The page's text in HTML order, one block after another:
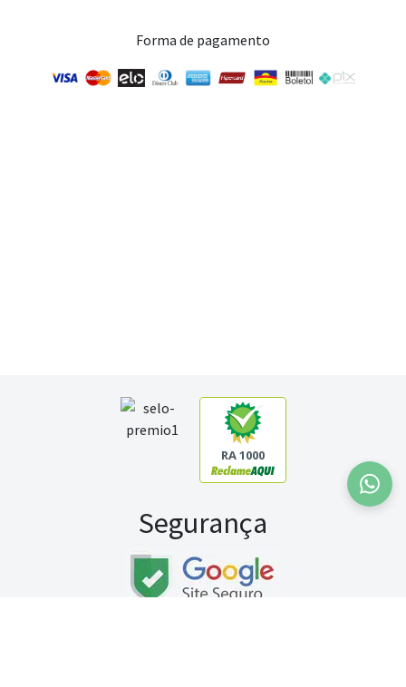
Forma de pagamento
RA 1000
Segurança